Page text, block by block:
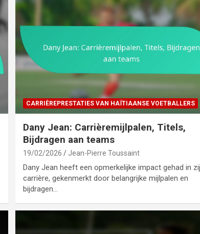
CARRIÈREPRESTATIES VAN HAÏTIAANSE VOETBALLERS
Dany Jean: Carrièremijlpalen, Titels,
Bijdragen aan teams
19/02/2026 Jean-Pierre Toussaint
Dany Jean heeft een opmerkelijke impact gehad in
carrière, gekenmerkt door belangrijke mijlpalen en
bijdragen…